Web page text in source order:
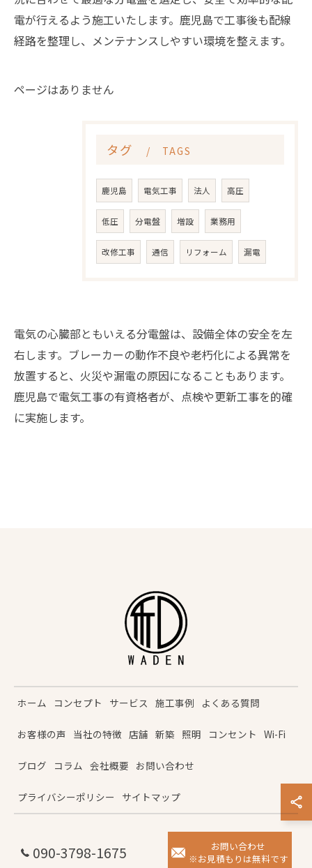
電が行えるよう施工いたします。鹿児島で工事後も配線
経路を整理し、メンテナンスしやすい環境を整えます。
ページはありません
タグ TAGS
鹿児島 電気工事 法人 高圧
低圧 分電盤 増設 業務用
改修工事 通信 リフォーム 漏電
電気の心臓部ともいえる分電盤は、設備全体の安全を左
右します。ブレーカーの動作不良や老朽化による異常を
放置すると、火災や漏電の原因になることもあります。
鹿児島で電気工事の有資格者が、点検や更新工事を的確
に実施します。
090-3798-1675
お問い合わせ
※お見積もりは無料です
ホーム コンセプト サービス 施工事例 よくある質問
お客様の声 当社の特徴 店舗 新築 照明 コンセント Wi-Fi
ブログ コラム 会社概要 お問い合わせ
プライバシーポリシー サイトマップ
© 2026 鹿児島の電気工事なら和電 ALL RIGHTS RESERVED.
お問い合わせはこちら